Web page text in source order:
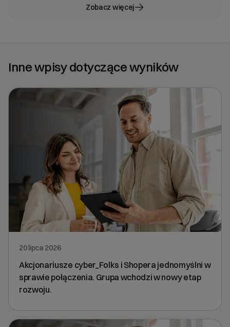
Zobacz więcej
Inne wpisy dotyczące wyników
20 lipca 2026
Akcjonariusze cyber_Folks i Shopera jednomyślni w
sprawie połączenia. Grupa wchodzi w nowy etap
rozwoju.